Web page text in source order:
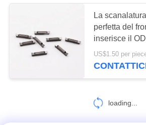
CONTATTACI
Inserzioni di
fresatura di
La
perfetta del
inserisce il
disponibile
US$1.50 per
loading...